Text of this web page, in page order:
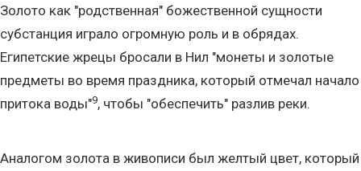
Золото как "родственная" божественной сущности
субстанция играло огромную роль и в обрядах.
Египетские жрецы бросали в Нил "монеты и золотые
предметы во время праздника, который отмечал начало
притока воды"9, чтобы "обеспечить" разлив реки.
Аналогом золота в живописи был желтый цвет, который